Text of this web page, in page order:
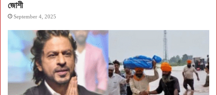
জোশী
September 4, 2025